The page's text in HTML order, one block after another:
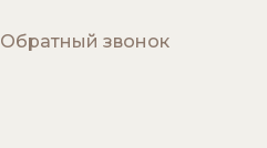
Обратный звонок